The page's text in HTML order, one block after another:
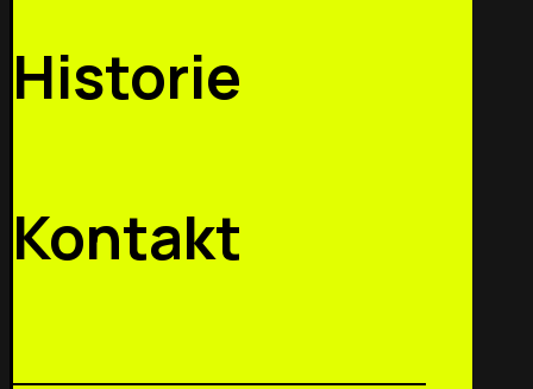
Historie
Kontakt